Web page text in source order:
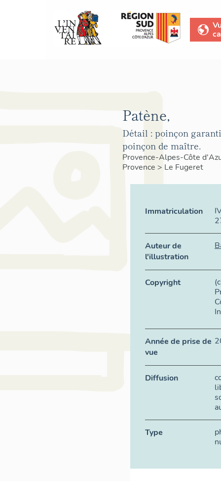
Patène,
Détail : poinçon
poinçon de maître.
Provence-Alpes-Côte
Provence > Le Fugeret
Immatriculation
Auteur de
l'illustration
Copyright
Année de prise de
vue
Diffusion
Type